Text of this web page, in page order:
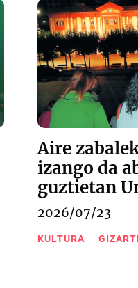
Aire
izango da
guztietan
2026/07/23
KULTURA